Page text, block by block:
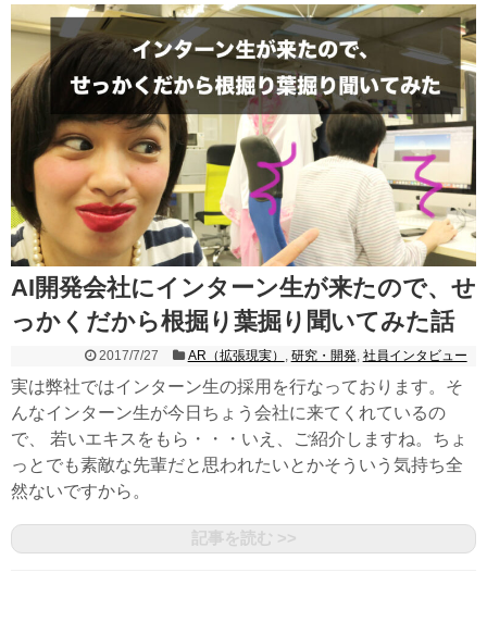
AI開発会社にインターン生が来たので、せ
っかくだから根掘り葉掘り聞いてみた話
2017/7/27 AR（拡張現実） 研究・開発, 社員インタビュー
実は弊社ではインターン生の採用を行なっております。そ
んなインターン生が今日ちょう会社に来てくれているの
で、 若いエキスをもら・・・いえ、ご紹介しますね。ちょ
っとでも素敵な先輩だと思われたいとかそういう気持ち全
然ないですから。
記事を読む >>